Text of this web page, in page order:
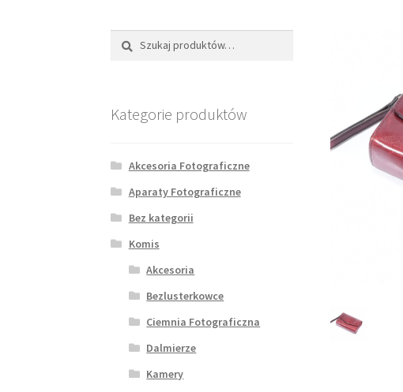
Szukaj:
Szukaj
Kategorie produktów
Akcesoria Fotograficzne
Aparaty Fotograficzne
Bez kategorii
Komis
Akcesoria
Bezlusterkowce
Ciemnia Fotograficzna
Dalmierze
Kamery